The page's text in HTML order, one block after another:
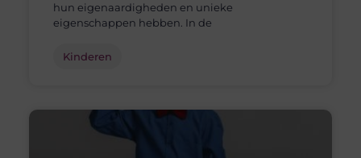
hun eigenaardigheden en unieke
eigenschappen hebben. In de
Kinderen